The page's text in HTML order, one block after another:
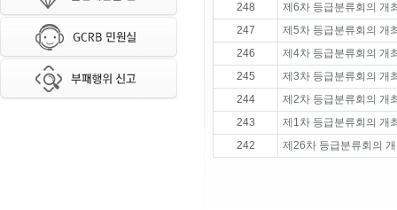
248
제6차 등급분류회의 개
247
제5차 등급분류회의 개
246
제4차 등급분류회의 개
245
제3차 등급분류회의 개
244
제2차 등급분류회의 개
243
제1차 등급분류회의 개
242
제26차 등급분류회의